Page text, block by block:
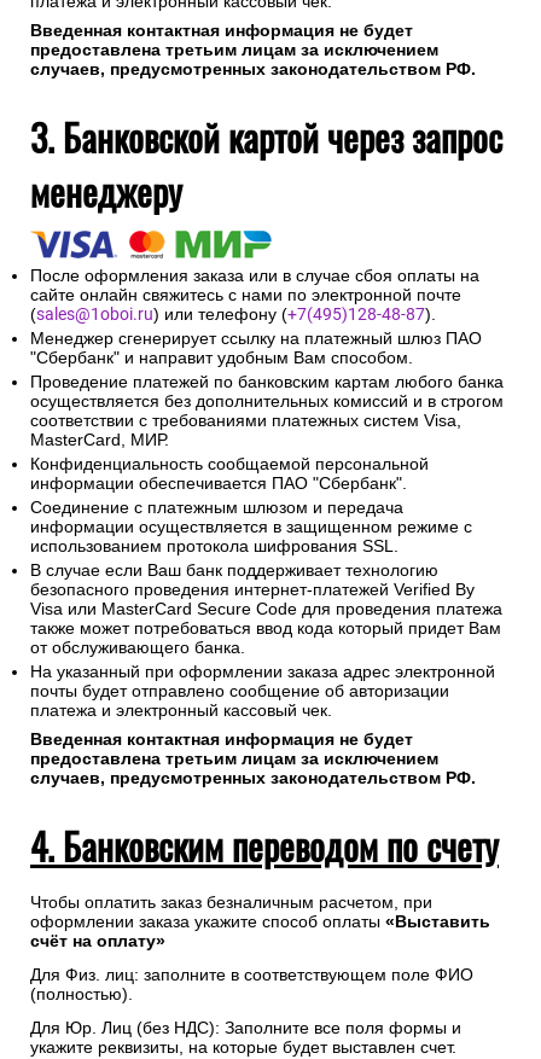
Введенная контактная информация не будет
предоставлена третьим лицам за исключением
случаев, предусмотренных законодательством РФ.
3. Банковской картой через запрос
менеджеру
После оформления заказа или в случае сбоя оплаты на
сайте онлайн свяжитесь с нами по электронной почте
(sales@1oboi.ru) или телефону (+7(495)128-48-87).
Менеджер сгенерирует ссылку на платежный шлюз ПАО
"Сбербанк" и направит удобным Вам способом.
Проведение платежей по банковским картам любого банка
осуществляется без дополнительных комиссий и в строгом
соответствии с требованиями платежных систем Visa,
MasterCard, МИР.
Конфиденциальность сообщаемой персональной
информации обеспечивается ПАО "Сбербанк".
Соединение с платежным шлюзом и передача
информации осуществляется в защищенном режиме с
использованием протокола шифрования SSL.
В случае если Ваш банк поддерживает технологию
безопасного проведения интернет-платежей Verified By
Visa или MasterCard Secure Code для проведения платежа
также может потребоваться ввод кода который придет Вам
от обслуживающего банка.
На указанный при оформлении заказа адрес электронной
почты будет отправлено сообщение об авторизации
платежа и электронный кассовый чек.
Введенная контактная информация не будет
предоставлена третьим лицам за исключением
случаев, предусмотренных законодательством РФ.
4. Банковским переводом по счету
Чтобы оплатить заказ безналичным расчетом, при
оформлении заказа укажите способ оплаты «Выставить
счёт на оплату»
Для Физ. лиц: заполните в соответствующем поле ФИО
(полностью).
Для Юр. Лиц (без НДС): Заполните все поля формы и
укажите реквизиты, на которые будет выставлен счет.